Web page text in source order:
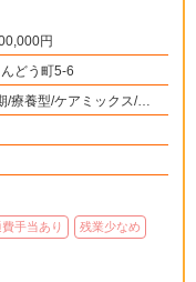
円 〜 4,500,000円
どう町5-6
/療養型/ケアミックス/外
手当あり 残業少なめ